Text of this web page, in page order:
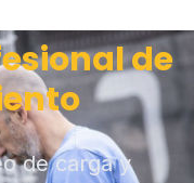
de
de carga y